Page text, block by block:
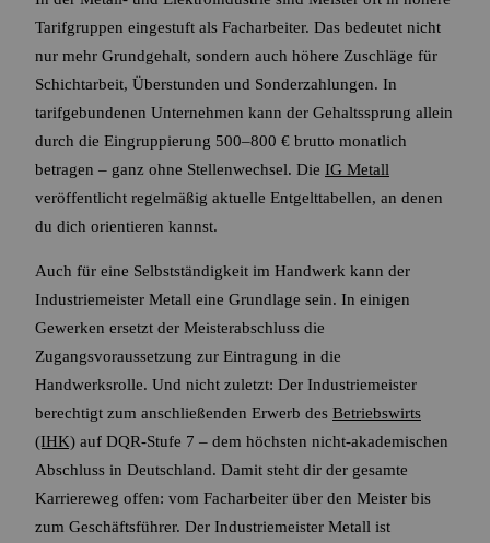
Tarifgruppen eingestuft als Facharbeiter. Das bedeutet nicht
nur mehr Grundgehalt, sondern auch höhere Zuschläge für
Schichtarbeit, Überstunden und Sonderzahlungen. In
tarifgebundenen Unternehmen kann der Gehaltssprung allein
durch die Eingruppierung 500–800 € brutto monatlich
betragen – ganz ohne Stellenwechsel. Die IG Metall
veröffentlicht regelmäßig aktuelle Entgelttabellen, an denen
du dich orientieren kannst.
Auch für eine Selbstständigkeit im Handwerk kann der
Industriemeister Metall eine Grundlage sein. In einigen
Gewerken ersetzt der Meisterabschluss die
Zugangsvoraussetzung zur Eintragung in die
Handwerksrolle. Und nicht zuletzt: Der Industriemeister
berechtigt zum anschließenden Erwerb des Betriebswirts
(IHK) auf DQR-Stufe 7 – dem höchsten nicht-akademischen
Abschluss in Deutschland. Damit steht dir der gesamte
Karriereweg offen: vom Facharbeiter über den Meister bis
zum Geschäftsführer. Der Industriemeister Metall ist